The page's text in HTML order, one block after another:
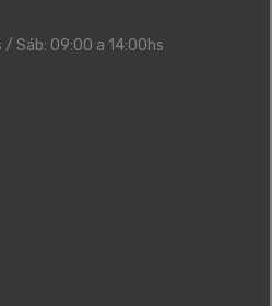
Sáb: 09:00 a 14:00hs